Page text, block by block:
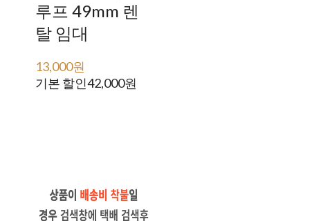
루프 49mm 렌
탈 임대
13,000원
기본 할인42,000원